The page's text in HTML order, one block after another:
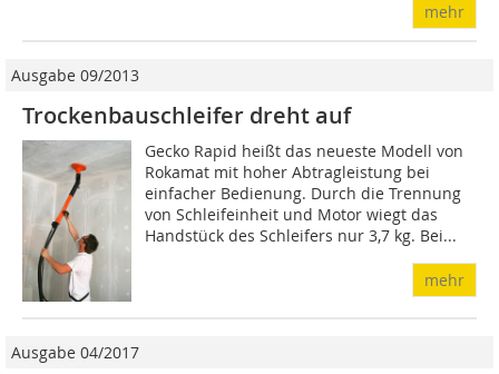
mehr
Ausgabe 09/2013
Trockenbauschleifer dreht auf
Gecko Rapid heißt das neueste Modell von
Rokamat mit hoher Abtragleistung bei
einfacher Bedienung. Durch die Trennung
von Schleifeinheit und Motor wiegt das
Handstück des Schleifers nur 3,7 kg. Bei...
mehr
Ausgabe 04/2017